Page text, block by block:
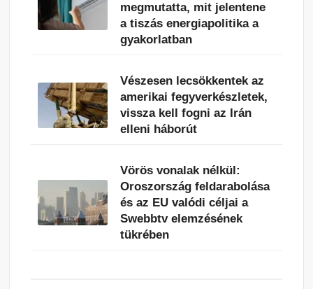
megmutatta, mit jelentene
a tiszás energiapolitika a
gyakorlatban
Vészesen lecsökkentek az
amerikai fegyverkészletek,
vissza kell fogni az Irán
elleni háborút
Vörös vonalak nélkül:
Oroszország feldarabolása
és az EU valódi céljai a
Swebbtv elemzésének
tükrében